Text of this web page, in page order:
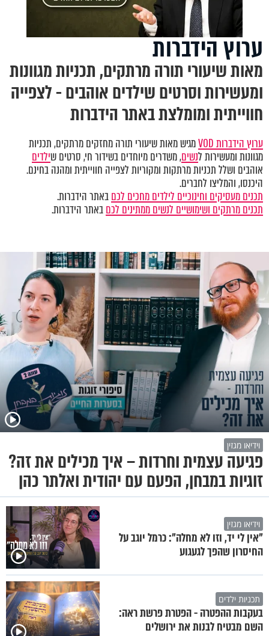
ערוץ הידברות
מאות שיעורי תורה מרתקים, תכניות מגוונות
ומעשירות וסרטים שילדים אוהבים - לצפייה
חווייתית ומומלצת באתר הידברות
ערוץ הידברות VOD
מגיש מאות שיעורי תורה מחזקים מרתקים, תכניות
מגוונות ומעשירות לנשים, משדרים מיוחדים בשידור חי, סרטים שילדים
אוהבים ושלל תכניות מרתקות ומקוריות לצפייה חווייתית ומהנה בחינם.
היכנסו, והמליצו לחברים.
תכנים מעסיקים וחינוכיים לילדים מחכים לכםבאתר הידברות.
תכנים מרתקים ושימושיים לנשים ממתינים לכםבאתר הידברות.
וידיאו מגזין
פגיעה עצמית וחרדות – איך מכילים את זה?
זוגיות במבחן, הפעם עם יהודית ואלתר כהן
וידיאו מגזין
"אין לי יד, וזו לא מחלה": כרמל יוגב על
החיסרון שהפך לגעגוע
תכניות ילדים
בעקבות ההפטרה - הפטרת פרשת ראה:
השם מבטיח לבנות את ירושלים